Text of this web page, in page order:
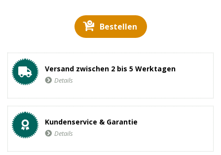
Bestellen
Versand zwischen 2 bis 5 Werktagen
Details
Kundenservice & Garantie
Details